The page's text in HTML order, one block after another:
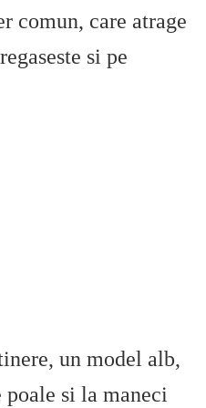
comun, care atrage
si pe
un model alb,
si la maneci